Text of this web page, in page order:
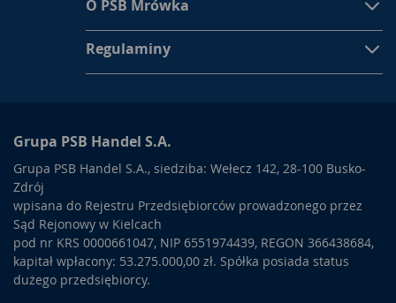
O PSB Mrówka
Regulaminy
Grupa PSB Handel S.A.
Grupa PSB Handel S.A., siedziba: Wełecz 142, 28-100 Busko-
Zdrój
wpisana do Rejestru Przedsiębiorców prowadzonego przez
Sąd Rejonowy w Kielcach
pod nr KRS 0000661047, NIP 6551974439, REGON 366438684,
kapitał wpłacony: 53.275.000,00 zł. Spółka posiada status
dużego przedsiębiorcy.